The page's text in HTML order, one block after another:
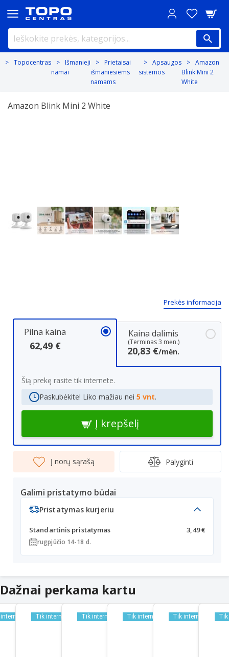
Topocentras
Išmanieji
namai
Prietaisai
išmaniesiems
namams
Apsaugos
sistemos
Amazon
Blink Mini 2
White
Amazon Blink Mini 2 White
Prekės informacija
Pilna kaina
62,49 €
Kaina dalimis
(Terminas 3 mėn.)
20,83 €/mėn.
Šią prekę rasite tik internete.
Paskubėkite! Liko mažiau nei 5 vnt.
Į krepšelį
Į norų sąrašą Palyginti
Galimi pristatymo būdai
Pristatymas kurjeriu
Standartinis pristatymas 3,49 €
rugpjūčio 14-18 d.
Dažnai perkama kartu
Tik internetu Tik internetu Tik internetu Tik internetu Tik